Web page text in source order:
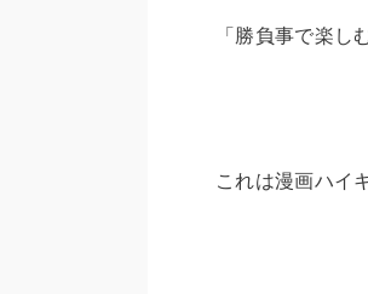
「勝負事で楽し
これは漫画ハイ